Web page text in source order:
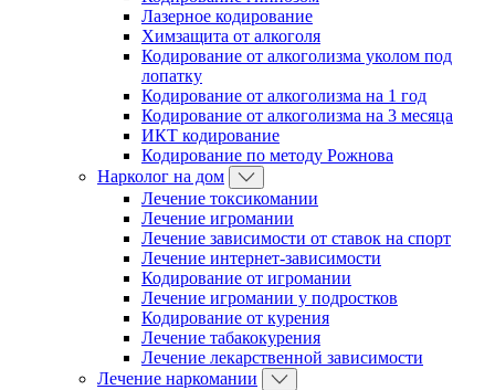
Лазерное кодирование
Химзащита от алкоголя
Кодирование от алкоголизма уколом под
лопатку
Кодирование от алкоголизма на 1 год
Кодирование от алкоголизма на 3 месяца
ИКТ кодирование
Кодирование по методу Рожнова
Нарколог на дом
Лечение токсикомании
Лечение игромании
Лечение зависимости от ставок на спорт
Лечение интернет-зависимости
Кодирование от игромании
Лечение игромании у подростков
Кодирование от курения
Лечение табакокурения
Лечение лекарственной зависимости
Лечение наркомании